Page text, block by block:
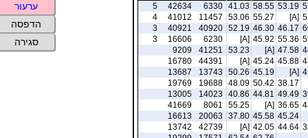
53.19
58.55
41.03
6330
42634
5
[A]
55.27
53.06
11457
41012
4
46.17
46.30
52.19
40920
40921
3
55.36
45.92
[A]
6230
16606
3
47.58
[A]
53.23
41251
9209
45.88
45.24
[A]
44391
16780
[A]
45.19
50.26
13743
13687
38.17
50.42
48.09
19688
19769
49.49
44.81
40.86
14023
13005
36.65
[A]
55.25
8061
41669
45.24
45.58
37.80
20063
16613
44.64
42.05
[A]
42739
13742
ערעור
הדפסה
סגירה